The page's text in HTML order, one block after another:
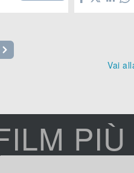
Vai